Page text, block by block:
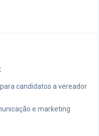
para candidatos a vereador
e marketing